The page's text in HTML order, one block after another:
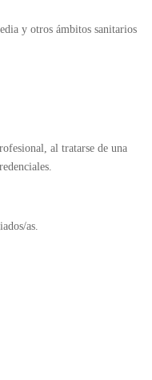
y otros ámbitos sanitarios
al tratarse de una
as.